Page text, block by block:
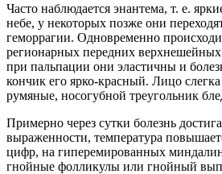
Часто наблюдается энантема, т. е.
небе, у некоторых позже они
геморрагии. Одновременно
регионарных передних
при пальпации они эластичны и
кончик его ярко-красный. Лицо
румяные, носогубной треугольник
Примерно через сутки болезнь
выраженности, температура
цифр, на гиперемированных
гнойные фолликулы или гнойный